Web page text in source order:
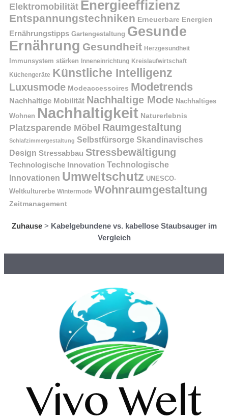
Elektromobilität Energieeffizienz
Entspannungstechniken Erneuerbare Energien
Ernährungstipps Gartengestaltung Gesunde
Ernährung Gesundheit Herzgesundheit
Immunsystem stärken Inneneinrichtung Kreislaufwirtschaft
Küchengeräte Künstliche Intelligenz
Luxusmode Modeaccessoires Modetrends
Nachhaltige Mobilität Nachhaltige Mode Nachhaltiges
Wohnen Nachhaltigkeit Naturerlebnis
Platzsparende Möbel Raumgestaltung
Schlafzimmergestaltung Selbstfürsorge Skandinavisches
Design Stressabbau Stressbewältigung
Technologische Innovation Technologische
Innovationen Umweltschutz UNESCO-
Weltkulturerbe Wintermode Wohnraumgestaltung
Zeitmanagement
Zuhause> Kabelgebundene vs. kabellose Staubsauger im
Vergleich